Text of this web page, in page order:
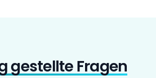
gestellte Fragen